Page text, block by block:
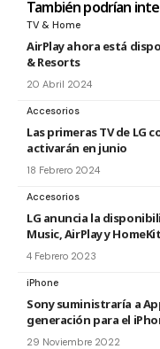
También podrían
TV & Home
AirPlay ahora está
& Resorts
20 Abril 2024
Accesorios
Las primeras TV de LG
activarán en junio
18 Febrero 2024
Accesorios
LG anuncia la
Music, AirPlay y
4 Febrero 2023
iPhone
Sony suministraría a
generación para el
29 Noviembre 2022